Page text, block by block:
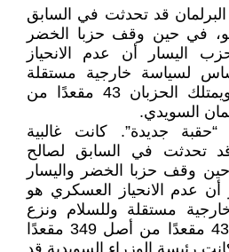
قد تحدثت في السابق
في حين وقف حزبا الخضر
اليسار أن عدم الانحياز
لسياسة خارجية مستقلة
وللسلام ونزع السلاح. ويمتلك الحزبان 43 مقعدًا من
جديدة”. كانت غالبية
قد تحدثت في السابق لصالح
حين وقف حزبا الخضر واليسار
عدم الانحياز العسكري هو
مستقلة وللسلام ونزع
السلاح. ويمتلك الحزبان 43 مقعدًا من أصل 349 مقعدًا